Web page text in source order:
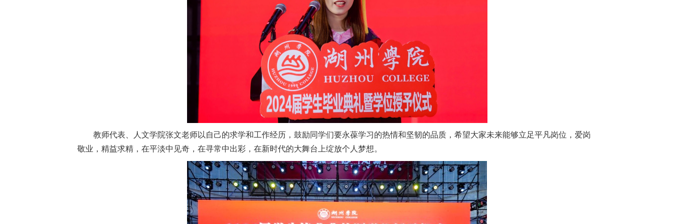
教师代表、人文学院张文老师以自己的求学和工作经历，鼓励同学们要永葆学习的热情和坚韧的品质，希望大家未来能够立足平凡岗位，爱岗
敬业，精益求精，在平淡中见奇，在寻常中出彩，在新时代的大舞台上绽放个人梦想。